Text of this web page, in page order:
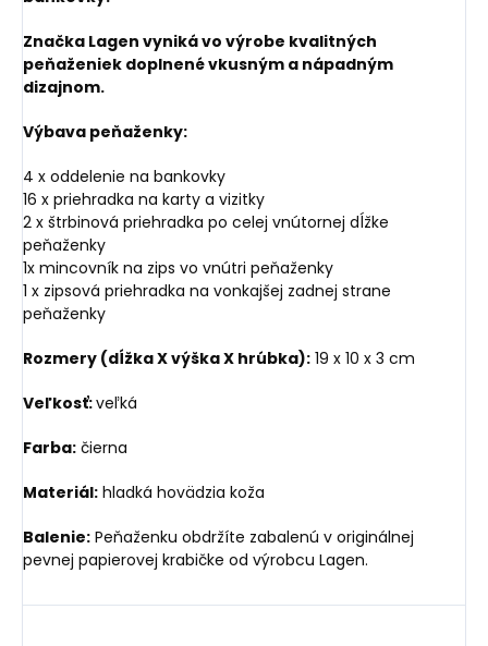
Značka Lagen vyniká vo výrobe kvalitných
peňaženiek doplnené vkusným a nápadným
dizajnom.
Výbava peňaženky:
4 x oddelenie na bankovky
16 x priehradka na karty a vizitky
2 x štrbinová priehradka po celej vnútornej dĺžke
peňaženky
1x mincovník na zips vo vnútri peňaženky
1 x zipsová priehradka na vonkajšej zadnej strane
peňaženky
Rozmery (dĺžka X výška X hrúbka): 19 x 10 x 3 cm
Veľkosť:veľká
Farba: čierna
Materiál: hladká hovädzia koža
Balenie: Peňaženku obdržíte zabalenú v originálnej
pevnej papierovej krabičke od výrobcu Lagen.